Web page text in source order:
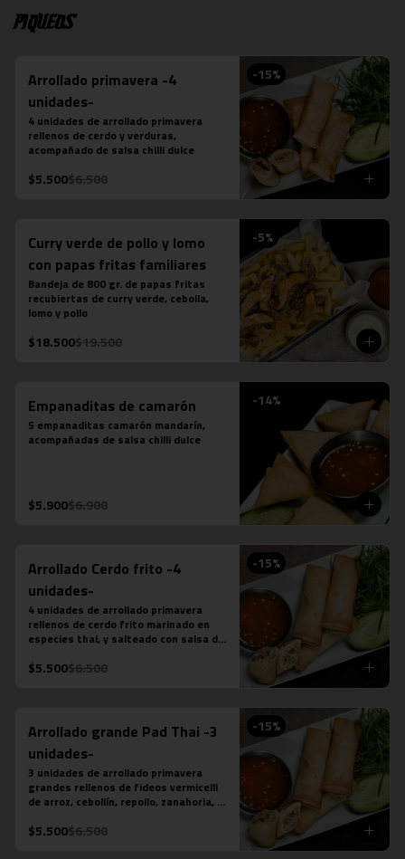
Piqueos
-15%
Arrollado primavera -4
unidades-
4 unidades de arrollado primavera
rellenos de cerdo y verduras,
acompañado de salsa chilli dulce
$5.500$6.500
-5%
Curry verde de pollo y lomo
con papas fritas familiares
Bandeja de 800 gr. de papas fritas
recubiertas de curry verde, cebolla,
lomo y pollo
$18.500$19.500
-14%
Empanaditas de camarón
5 empanaditas camarón mandarín,
acompañadas de salsa chilli dulce
$5.900$6.900
-15%
Arrollado Cerdo frito -4
unidades-
4 unidades de arrollado primavera
rellenos de cerdo frito marinado en
especies thai, y salteado con salsa de
acompañado de salsa chilli dulce.
$5.500$6.500
-15%
Arrollado grande Pad Thai -3
unidades-
3 unidades de arrollado primavera
grandes rellenos de fideos vermicelli
de arroz, cebollín, repollo, zanahoria,
salsa chilli dulce
$5.500$6.500